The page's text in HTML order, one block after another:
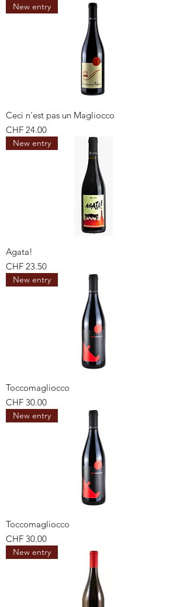
New entry
Ceci n'est pas un Magliocco
Preis
CHF 24.00
New entry
Agata!
Preis
CHF 23.50
New entry
Toccomagliocco
Preis
CHF 30.00
New entry
Toccomagliocco
Preis
CHF 30.00
New entry